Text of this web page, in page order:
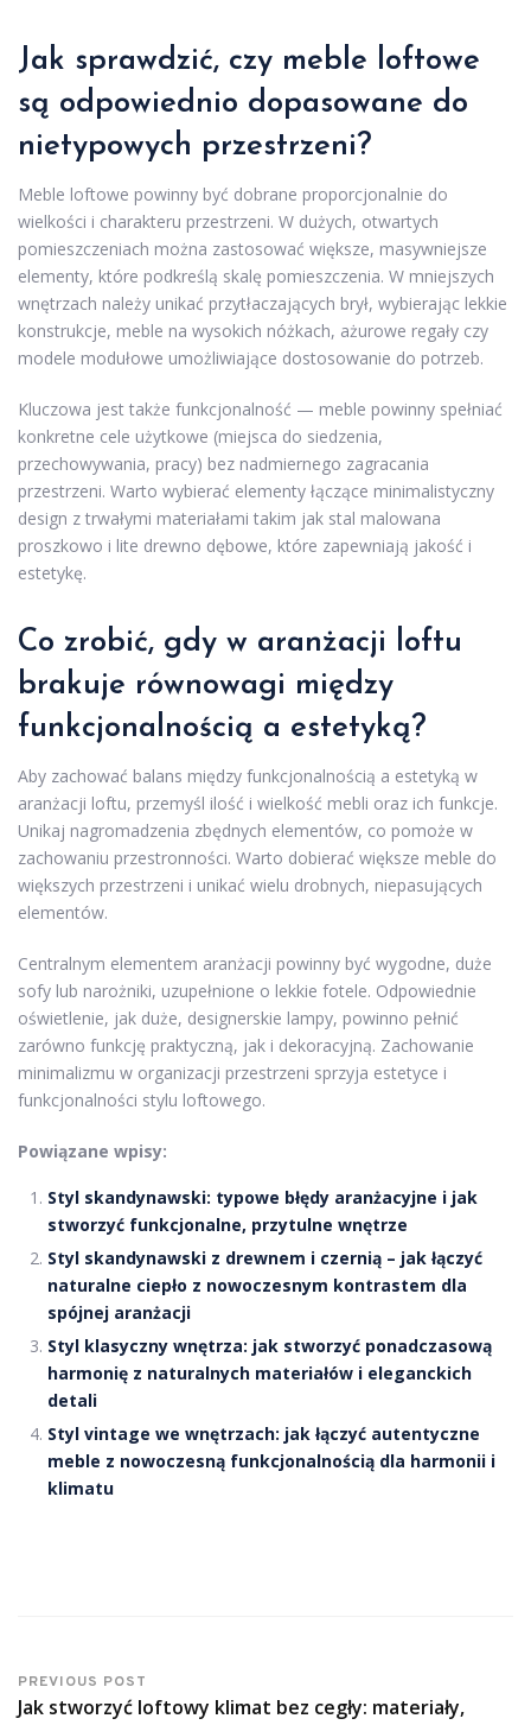
Jak sprawdzić, czy meble loftowe
są odpowiednio dopasowane do
nietypowych przestrzeni?
Meble loftowe powinny być dobrane proporcjonalnie do
wielkości i charakteru przestrzeni. W dużych, otwartych
pomieszczeniach można zastosować większe, masywniejsze
elementy, które podkreślą skalę pomieszczenia. W mniejszych
wnętrzach należy unikać przytłaczających brył, wybierając lekkie
konstrukcje, meble na wysokich nóżkach, ażurowe regały czy
modele modułowe umożliwiające dostosowanie do potrzeb.
Kluczowa jest także funkcjonalność — meble powinny spełniać
konkretne cele użytkowe (miejsca do siedzenia,
przechowywania, pracy) bez nadmiernego zagracania
przestrzeni. Warto wybierać elementy łączące minimalistyczny
design z trwałymi materiałami takim jak stal malowana
proszkowo i lite drewno dębowe, które zapewniają jakość i
estetykę.
Co zrobić, gdy w aranżacji loftu
brakuje równowagi między
funkcjonalnością a estetyką?
Aby zachować balans między funkcjonalnością a estetyką w
aranżacji loftu, przemyśl ilość i wielkość mebli oraz ich funkcje.
Unikaj nagromadzenia zbędnych elementów, co pomoże w
zachowaniu przestronności. Warto dobierać większe meble do
większych przestrzeni i unikać wielu drobnych, niepasujących
elementów.
Centralnym elementem aranżacji powinny być wygodne, duże
sofy lub narożniki, uzupełnione o lekkie fotele. Odpowiednie
oświetlenie, jak duże, designerskie lampy, powinno pełnić
zarówno funkcję praktyczną, jak i dekoracyjną. Zachowanie
minimalizmu w organizacji przestrzeni sprzyja estetyce i
funkcjonalności stylu loftowego.
Powiązane wpisy:
Styl skandynawski: typowe błędy aranżacyjne i jak
stworzyć funkcjonalne, przytulne wnętrze
Styl skandynawski z drewnem i czernią – jak łączyć
naturalne ciepło z nowoczesnym kontrastem dla
spójnej aranżacji
Styl klasyczny wnętrza: jak stworzyć ponadczasową
harmonię z naturalnych materiałów i eleganckich
detali
Styl vintage we wnętrzach: jak łączyć autentyczne
meble z nowoczesną funkcjonalnością dla harmonii i
klimatu
PREVIOUS POST
Jak stworzyć loftowy klimat bez cegły: materiały,